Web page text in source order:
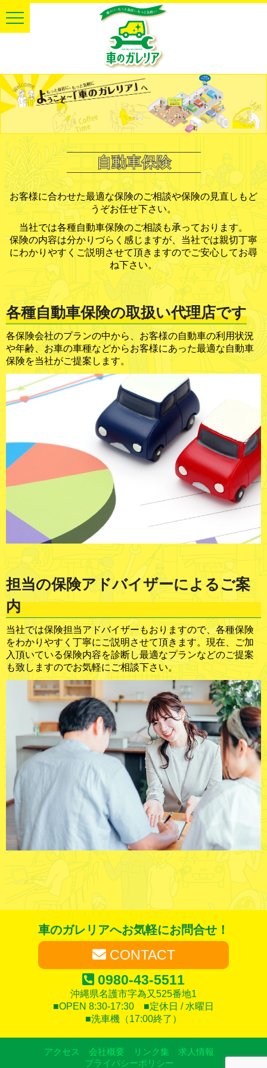
自動車保険
お客様に合わせた最適な保険のご相談や保険の見直しもど
うぞお任せ下さい。
当社では各種自動車保険のご相談も承っております。
保険の内容は分かりづらく感じますが、当社では親切丁寧
にわかりやすくご説明させて頂きますのでご安心してお尋
ね下さい。
各種自動車保険の取扱い代理店です
各保険会社のプランの中から、お客様の自動車の利用状況
や年齢、お車の車種などからお客様にあった最適な自動車
保険を当社がご提案します。
担当の保険アドバイザーによるご案
内
当社では保険担当アドバイザーもおりますので、各種保険
をわかりやすく丁寧にご説明させて頂きます。現在、ご加
入頂いている保険内容を診断し最適なプランなどのご提案
も致しますのでお気軽にご相談下さい。
車のガレリアへお気軽にお問合せ！
CONTACT
0980-43-5511
沖縄県名護市字為又525番地1
■OPEN 8:30-17:30 ■定休日 / 水曜日
■洗車機（17:00終了）
アクセス 会社概要 リンク集
求人情報
プライバシーポリシー